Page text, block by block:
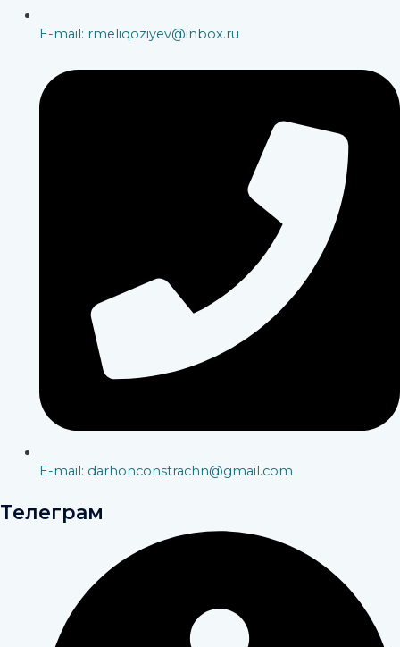
E-mail: rmeliqoziyev@inbox.ru
E-mail: darhonconstrachn@gmail.com
Телеграм